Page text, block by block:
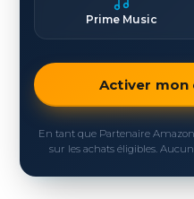
Prime Music
Activer mon
En tant que Partenaire
sur les achats éligibles.